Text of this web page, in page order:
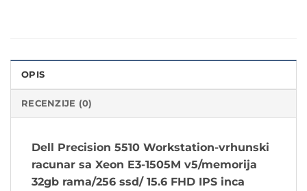
OPIS
RECENZIJE (0)
Dell Precision 5510 Workstation-vrhunski
racunar sa Xeon E3-1505M v5/memorija
32gb rama/256 ssd/ 15.6 FHD IPS inca